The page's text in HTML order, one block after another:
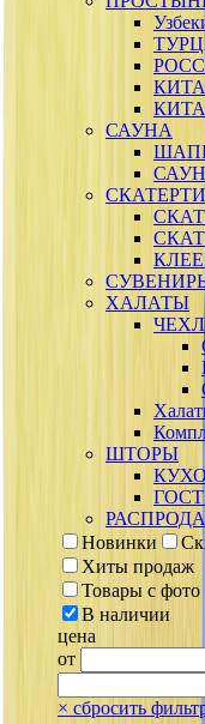
САУНА
СКАТЕРТИ
ХАЛАТЫ
ШТОРЫ
Новинки
Хиты продаж
Товары с фото
В наличии
цена
от
× сбросить